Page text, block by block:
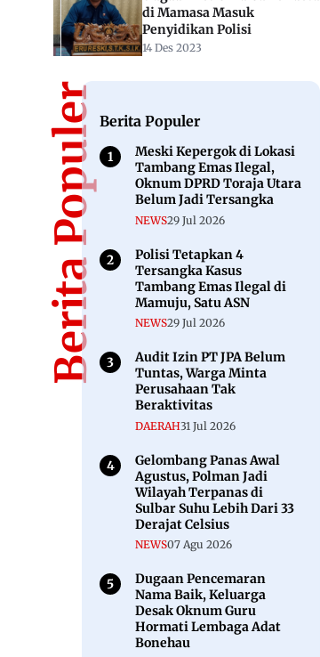
di Mamasa Masuk
Penyidikan Polisi
14 Des 2023
Berita PopulerBerita Populer
Meski Kepergok di Lokasi
Tambang Emas Ilegal,
Oknum DPRD Toraja Utara
Belum Jadi Tersangka
NEWS29 Jul 2026
Polisi Tetapkan 4
Tersangka Kasus
Tambang Emas Ilegal di
Mamuju, Satu ASN
NEWS29 Jul 2026
Audit Izin PT JPA Belum
Tuntas, Warga Minta
Perusahaan Tak
Beraktivitas
DAERAH31 Jul 2026
Gelombang Panas Awal
Agustus, Polman Jadi
Wilayah Terpanas di
Sulbar Suhu Lebih Dari 33
Derajat Celsius
NEWS07 Agu 2026
Dugaan Pencemaran
Nama Baik, Keluarga
Desak Oknum Guru
Hormati Lembaga Adat
Bonehau